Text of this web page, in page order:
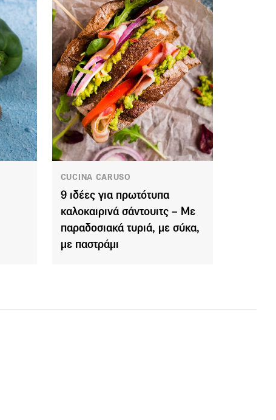
CUCINA CARUSO
9 ιδέες για πρωτότυπα
καλοκαιρινά σάντουιτς – Με
παραδοσιακά τυριά, με σύκα,
με παστράμι